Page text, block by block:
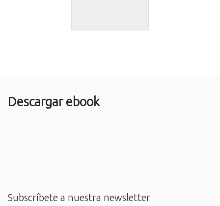
Descargar ebook
Subscríbete a nuestra newsletter